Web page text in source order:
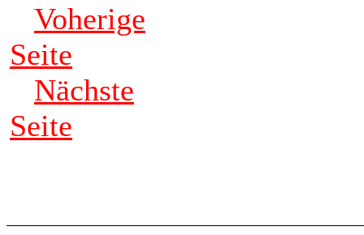
Voherige
Seite
Nächste
Seite